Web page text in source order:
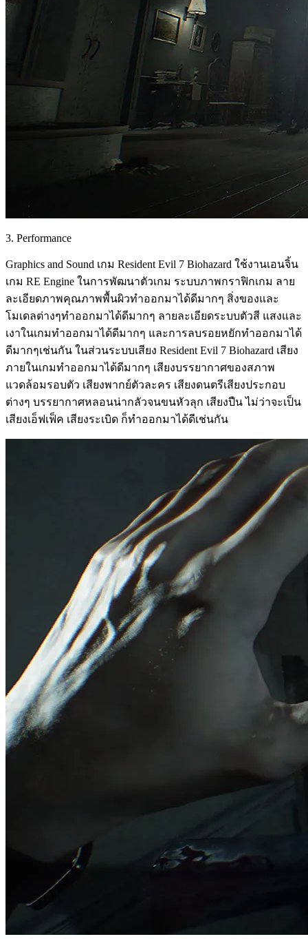
3. Performance
Graphics and Sound เกม Resident Evil 7 Biohazard ใช้งานเอนจิ้น
เกม RE Engine ในการพัฒนาตัวเกม ระบบภาพกราฟิกเกม ลาย
ละเอียดภาพคุณภาพพื้นผิวทำออกมาได้ดีมากๆ สิ่งของและ
โมเดลต่างๆทำออกมาได้ดีมากๆ ลายละเอียดระบบตัวสี แสงและ
เงาในเกมทำออกมาได้ดีมากๆ และการลบรอยหยักทำออกมาได้
ดีมากๆเช่นกัน ในส่วนระบบเสียง Resident Evil 7 Biohazard เสียง
ภายในเกมทำออกมาได้ดีมากๆ เสียงบรรยากาศของสภาพ
แวดล้อมรอบตัว เสียงพากย์ตัวละคร เสียงดนตรีเสียงประกอบ
ต่างๆ บรรยากาศหลอนน่ากลัวจนขนหัวลุก เสียงปืน ไม่ว่าจะเป็น
เสียงเอ็ฟเฟ็ค เสียงระเบิด ก็ทำออกมาได้ดีเช่นกัน